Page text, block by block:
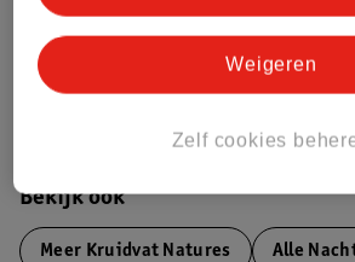
Bekijk ook
Meer Kruidvat Natures Alle
Zelf cookies
Weigeren